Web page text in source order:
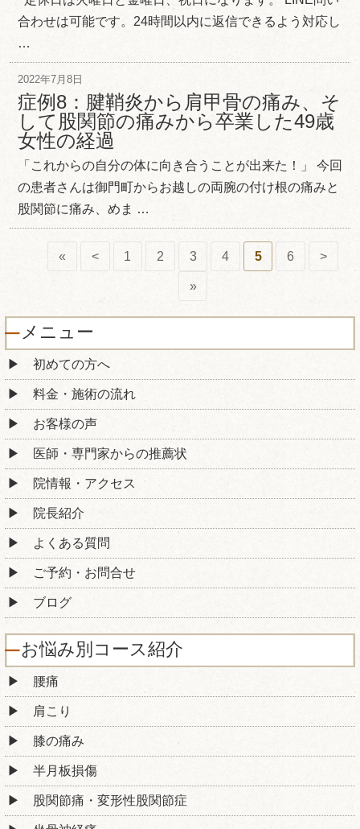
合わせは可能です。24時間以内に返信できるよう対応し
…
2022年7月8日
症例8：腱鞘炎から肩甲骨の痛み、そ
して股関節の痛みから卒業した49歳
女性の経過
「これからの自分の体に向き合うことが出来た！」 今回
の患者さんは御門町からお越しの両腕の付け根の痛みと
股関節に痛み、めま …
« < 1 2 3 4 5 6 >
»
メニュー
初めての方へ
料金・施術の流れ
お客様の声
医師・専門家からの推薦状
院情報・アクセス
院長紹介
よくある質問
ご予約・お問合せ
ブログ
お悩み別コース紹介
腰痛
肩こり
膝の痛み
半月板損傷
股関節痛・変形性股関節症